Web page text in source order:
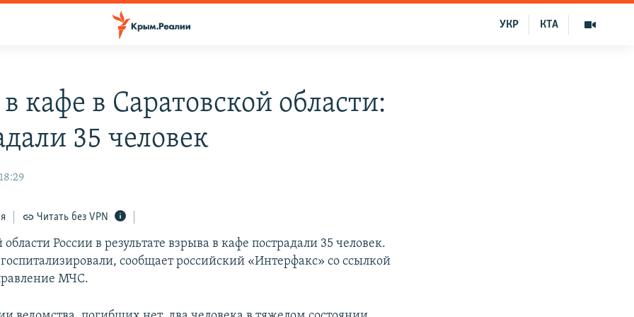
КТА
УКР
кафе в Саратовской области:
35 человек
Читать без VPN
России в результате взрыва в кафе пострадали 35 человек.
сообщает российский «Интерфакс» со ссылкой
МЧС.